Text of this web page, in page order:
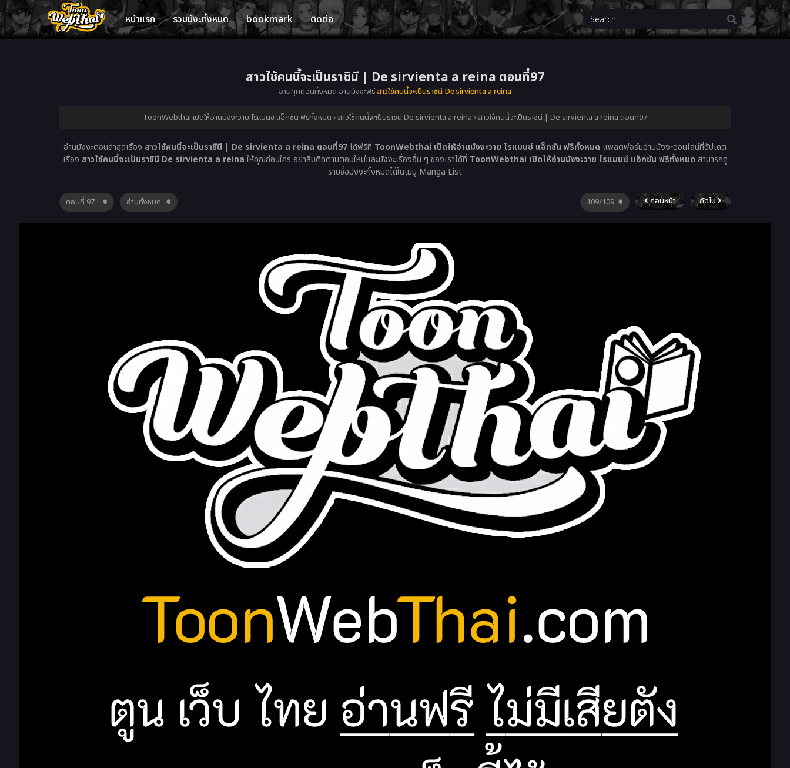
หน้าแรก รวมมังะทั้งหมด bookmark ติดต่อ
สาวใช้คนนี้จะเป็นราชินี | De sirvienta a reina ตอนที่97
อ่านทุกตอนทั้งหมด อ่านมังงะฟรีสาวใช้คนนี้จะเป็นราชินี De sirvienta a reina
ToonWebthai เปิดให้อ่านมังงะวาย โรแมนซ์ แอ็กชัน ฟรีทั้งหมด › สาวใช้คนนี้จะเป็นราชินี De sirvienta a reina › สาวใช้คนนี้จะเป็นราชินี | De sirvienta a reina ตอนที่97
อ่านมังงะตอนล่าสุดเรื่อง สาวใช้คนนี้จะเป็นราชินี | De sirvienta a reina ตอนที่97ได้ฟรีที่ ToonWebthai เปิดให้อ่านมังงะวาย โรแมนซ์ แอ็กชัน ฟรีทั้งหมด แพลตฟอร์มอ่านมังงะออนไลน์ที่อัปเดต
เรื่อง สาวใช้คนนี้จะเป็นราชินี De sirvienta a reina ให้คุณก่อนใคร อย่าลืมติดตามตอนใหม่และมังงะเรื่องอื่น ๆ ของเราได้ที่ ToonWebthai เปิดให้อ่านมังงะวาย โรแมนซ์ แอ็กชัน ฟรีทั้งหมด สามารถดู
รายชื่อมังงะทั้งหมดได้ในเมนู Manga List
ก่อนหน้า ถัดไป